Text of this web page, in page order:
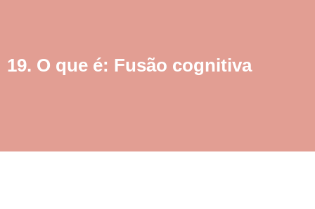
19. O que é: Fusão cognitiva